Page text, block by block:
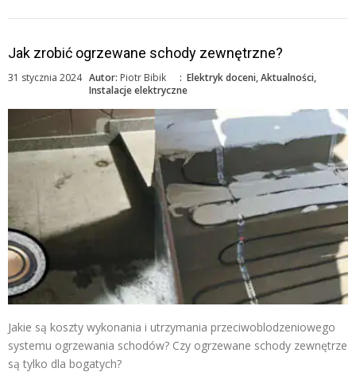
Jak zrobić ogrzewane schody zewnętrzne?
Autor: Piotr Bibik
31 stycznia 2024 : Elektryk doceni,Aktualności,
Instalacje elektryczne
Jakie są koszty wykonania i utrzymania przeciwoblodzeniowego
systemu ogrzewania schodów? Czy ogrzewane schody zewnętrze
są tylko dla bogatych?